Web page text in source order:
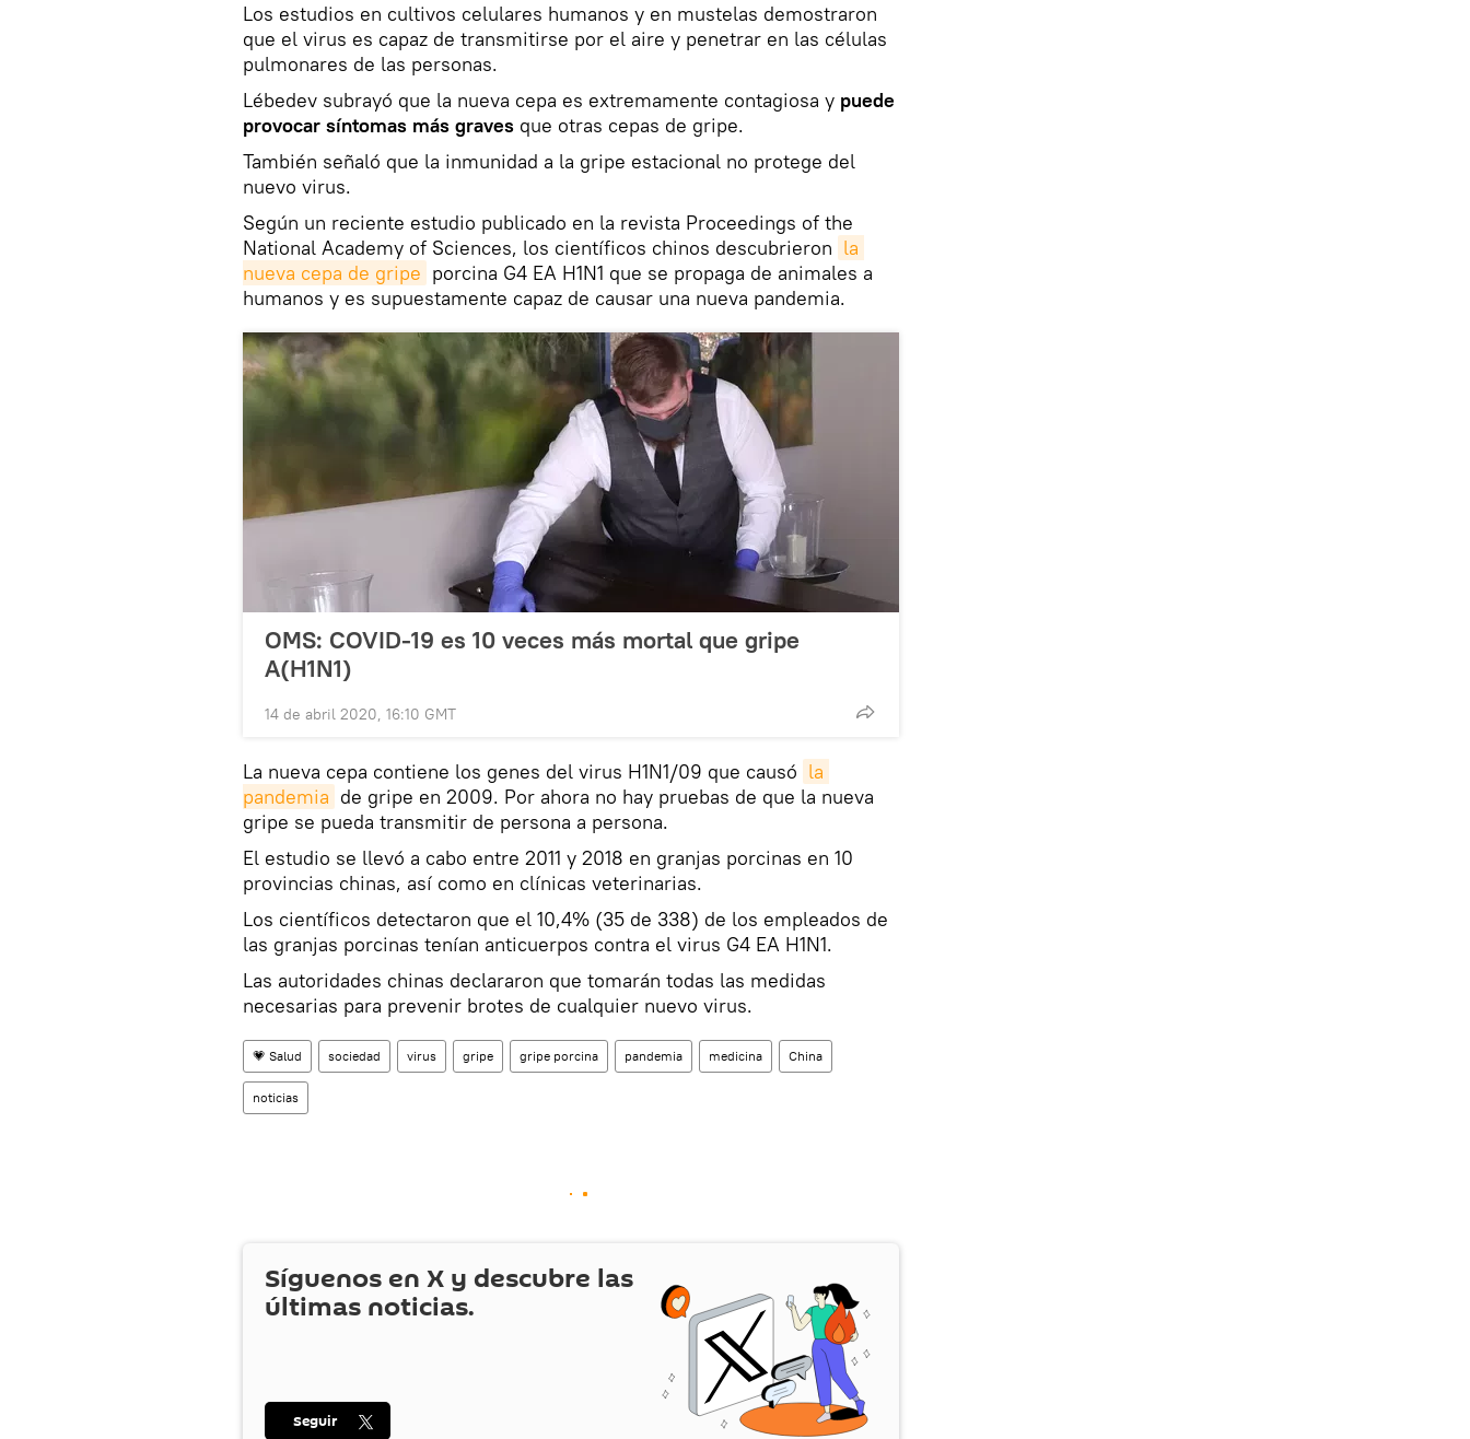
Los estudios en cultivos celulares humanos y en mustelas demostraron
que el virus es capaz de transmitirse por el aire y penetrar en las células
pulmonares de las personas.
Lébedev subrayó que la nueva cepa es extremamente contagiosa y puede
provocar síntomas más graves que otras cepas de gripe.
También señaló que la inmunidad a la gripe estacional no protege del
nuevo virus.
Según un reciente estudio publicado en la revista Proceedings of the
National Academy of Sciences, los científicos chinos descubrieron la
nueva cepa de gripe porcina G4 EA H1N1 que se propaga de animales a
humanos y es supuestamente capaz de causar una nueva pandemia.
OMS: COVID-19 es 10 veces más mortal que gripe
A(H1N1)
14 de abril 2020, 16:10 GMT
La nueva cepa contiene los genes del virus H1N1/09 que causó la
pandemia de gripe en 2009. Por ahora no hay pruebas de que la nueva
gripe se pueda transmitir de persona a persona.
El estudio se llevó a cabo entre 2011 y 2018 en granjas porcinas en 10
provincias chinas, así como en clínicas veterinarias.
Los científicos detectaron que el 10,4% (35 de 338) de los empleados de
las granjas porcinas tenían anticuerpos contra el virus G4 EA H1N1.
Las autoridades chinas declararon que tomarán todas las medidas
necesarias para prevenir brotes de cualquier nuevo virus.
💗 Salud sociedad virus gripe gripe porcina pandemia medicina China
noticias
Síguenos en X y descubre las
últimas noticias.
Seguir